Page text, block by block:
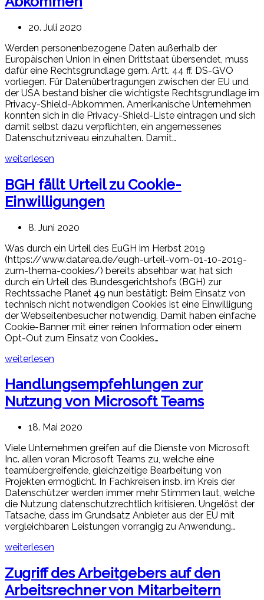
20. Juli 2020
Werden personenbezogene Daten außerhalb der
Europäischen Union in einen Drittstaat übersendet, muss
dafür eine Rechtsgrundlage gem. Artt. 44 ff. DS-GVO
vorliegen. Für Datenübertragungen zwischen der EU und
der USA bestand bisher die wichtigste Rechtsgrundlage im
Privacy-Shield-Abkommen. Amerikanische Unternehmen
konnten sich in die Privacy-Shield-Liste eintragen und sich
damit selbst dazu verpflichten, ein angemessenes
Datenschutzniveau einzuhalten. Damit…
weiterlesen
BGH fällt Urteil zu Cookie-
Einwilligungen
8. Juni 2020
Was durch ein Urteil des EuGH im Herbst 2019
(https://www.datarea.de/eugh-urteil-vom-01-10-2019-
zum-thema-cookies/) bereits absehbar war, hat sich
durch ein Urteil des Bundesgerichtshofs (BGH) zur
Rechtssache Planet 49 nun bestätigt: Beim Einsatz von
technisch nicht notwendigen Cookies ist eine Einwilligung
der Webseitenbesucher notwendig. Damit haben einfache
Cookie-Banner mit einer reinen Information oder einem
Opt-Out zum Einsatz von Cookies…
weiterlesen
Handlungsempfehlungen zur
Nutzung von Microsoft Teams
18. Mai 2020
Viele Unternehmen greifen auf die Dienste von Microsoft
Inc. allen voran Microsoft Teams zu, welche eine
teamübergreifende, gleichzeitige Bearbeitung von
Projekten ermöglicht. In Fachkreisen insb. im Kreis der
Datenschützer werden immer mehr Stimmen laut, welche
die Nutzung datenschutzrechtlich kritisieren. Ungelöst der
Tatsache, dass im Grundsatz Anbieter aus der EU mit
vergleichbaren Leistungen vorrangig zu Anwendung…
weiterlesen
Zugriff des Arbeitgebers auf den
Arbeitsrechner von Mitarbeitern